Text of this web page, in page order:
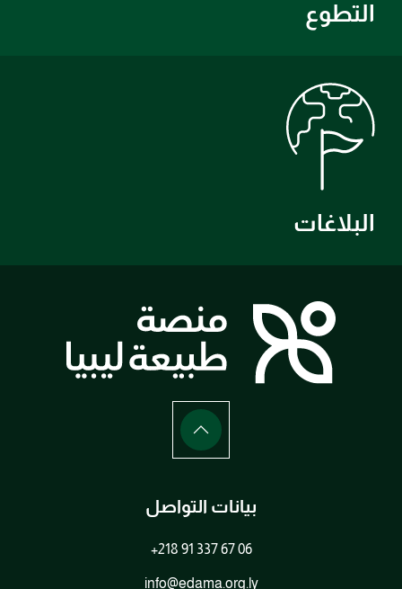
التطوع
البلاغات
بيانات التواصل
+218 91 337 67 06
info@edama.org.ly